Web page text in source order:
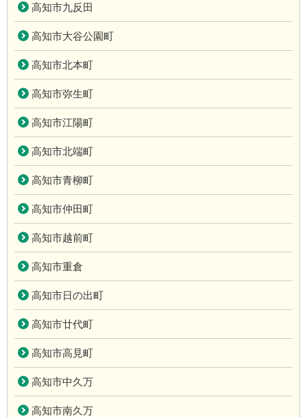
高知市九反田
高知市大谷公園町
高知市北本町
高知市弥生町
高知市江陽町
高知市北端町
高知市青柳町
高知市仲田町
高知市越前町
高知市重倉
高知市日の出町
高知市廿代町
高知市高見町
高知市中久万
高知市南久万